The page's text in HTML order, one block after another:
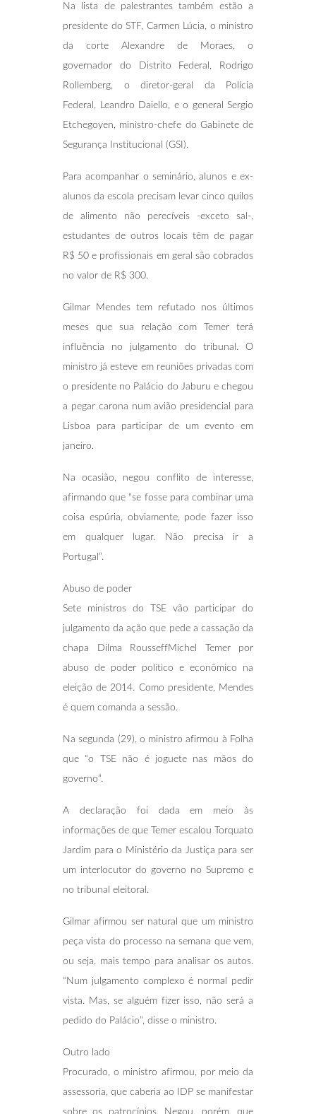
Na lista de palestrantes também estão a
presidente do STF, Carmen Lúcia, o ministro
da corte Alexandre de Moraes, o
governador do Distrito Federal, Rodrigo
Rollemberg, o diretor-geral da Polícia
Federal, Leandro Daiello, e o general Sergio
Etchegoyen, ministro-chefe do Gabinete de
Segurança Institucional (GSI).
Para acompanhar o seminário, alunos e ex-
alunos da escola precisam levar cinco quilos
de alimento não perecíveis -exceto sal-,
estudantes de outros locais têm de pagar
R$ 50 e profissionais em geral são cobrados
no valor de R$ 300.
Gilmar Mendes tem refutado nos últimos
meses que sua relação com Temer terá
influência no julgamento do tribunal. O
ministro já esteve em reuniões privadas com
o presidente no Palácio do Jaburu e chegou
a pegar carona num avião presidencial para
Lisboa para participar de um evento em
janeiro.
Na ocasião, negou conflito de interesse,
afirmando que “se fosse para combinar uma
coisa espúria, obviamente, pode fazer isso
em qualquer lugar. Não precisa ir a
Portugal”.
Abuso de poder
Sete ministros do TSE vão participar do
julgamento da ação que pede a cassação da
chapa Dilma RousseffMichel Temer por
abuso de poder político e econômico na
eleição de 2014. Como presidente, Mendes
é quem comanda a sessão.
Na segunda (29), o ministro afirmou à Folha
que “o TSE não é joguete nas mãos do
governo”.
A declaração foi dada em meio às
informações de que Temer escalou Torquato
Jardim para o Ministério da Justiça para ser
um interlocutor do governo no Supremo e
no tribunal eleitoral.
Gilmar afirmou ser natural que um ministro
peça vista do processo na semana que vem,
ou seja, mais tempo para analisar os autos.
“Num julgamento complexo é normal pedir
vista. Mas, se alguém fizer isso, não será a
pedido do Palácio”, disse o ministro.
Outro lado
Procurado, o ministro afirmou, por meio da
assessoria, que caberia ao IDP se manifestar
sobre os patrocínios. Negou, porém, que